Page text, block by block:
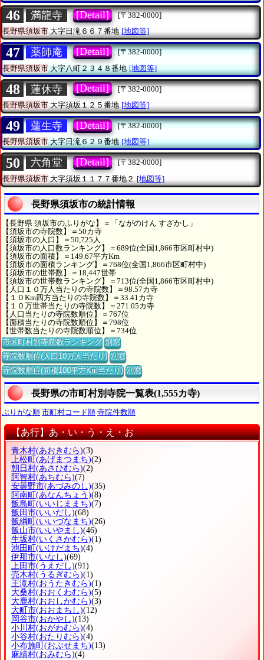
46 満龍寺 [Detail]
[〒382-0000]
長野県須坂市大字日滝６６７番地 [地図等]
47 薬師庵 [Detail]
[〒382-0000]
長野県須坂市大字八町２３４８番地 [地図等]
48 蓮休寺 [Detail]
[〒382-0000]
長野県須坂市大字須坂１２５番地 [地図等]
49 蓮生寺 [Detail]
[〒382-0000]
長野県須坂市大字日滝６２９番地 [地図等]
50 六角堂 [Detail]
[〒382-0000]
長野県須坂市 大字須坂１１７７番地２ [地図等]
長野県須坂市の統計情報
【長野県 須坂市のふりがな】＝「ながのけん すざかし」
【須坂市の寺院数】＝50カ寺
【須坂市の人口】＝50,725人
【須坂市の人口数ランキング】＝689位(全国1,866市区町村中)
【須坂市の面積】＝149.67平方Km
【須坂市の面積ランキング】＝768位(全国1,866市区町村中)
【須坂市の世帯数】＝18,447世帯
【須坂市の世帯数ランキング】＝713位(全国1,866市区町村中)
【人口１０万人当たりの寺院数】＝98.57カ寺
【１０Km四方当たりの寺院数】＝33.41カ寺
【１０万世帯当たりの寺院数】＝271.05カ寺
【人口当たりの寺院数順位】＝767位
【面積当たりの寺院数順位】＝798位
【世帯数当たりの寺院数順位】＝734位
市区町村別寺院数ランキング 別窓
寺院数順位(人口10万人当たり) 別窓
寺院数順位(面積100平方Km当たり) 別窓
長野県の市町村別寺院一覧表(1,555カ寺)
ぶりがな順 市町村コード順 寺院件数順
【あ行】あ・い・う・え・お
青木村(あおきむら)(3)
上松町 (あげまつまち)(2)
朝日村(あさひむら)(2)
阿智村(あちむら)(7)
安曇野市(あづみのし)(35)
阿南町 (あなんちょう)(8)
飯島町 (いいじままち)(7)
飯田市(いいだし)(68)
飯綱町 (いいづなまち)(26)
飯山市(いいやまし)(46)
生坂村(いくさかむら)(1)
池田町 (いけだまち)(4)
伊那市(いなし)(69)
上田市(うえだし)(91)
売木村(うるぎむら)(1)
王滝村(おうたきむら)(1)
大桑村(おおくわむら)(5)
大鹿村(おおしかむら)(3)
大町市(おおまちし)(12)
岡谷市(おかやし)(13)
小川村(おがわむら)(4)
小谷村(おたりむら)(4)
小布施町 (おぶせまち)(13)
麻績村(おみむら)(4)